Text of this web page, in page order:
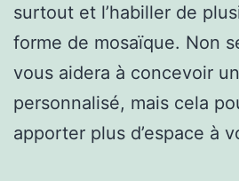
surtout et l’habiller de
forme de mosaïque. Non
vous aidera à concevoir
personnalisé, mais cela
apporter plus d’espace à